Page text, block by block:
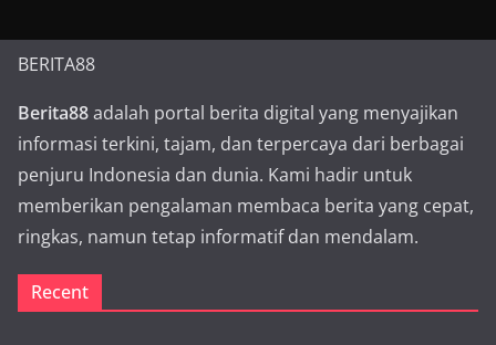
BERITA88
Berita88adalah portal berita digital yang menyajikan
informasi terkini, tajam, dan terpercaya dari berbagai
penjuru Indonesia dan dunia. Kami hadir untuk
memberikan pengalaman membaca berita yang cepat,
ringkas, namun tetap informatif dan mendalam.
Recent